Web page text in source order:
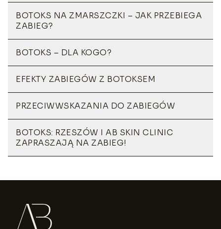
BOTOKS NA ZMARSZCZKI – JAK PRZEBIEGA
ZABIEG?
BOTOKS – DLA KOGO?
EFEKTY ZABIEGÓW Z BOTOKSEM
PRZECIWWSKAZANIA DO ZABIEGÓW
BOTOKS: RZESZÓW I AB SKIN CLINIC
ZAPRASZAJĄ NA ZABIEG!